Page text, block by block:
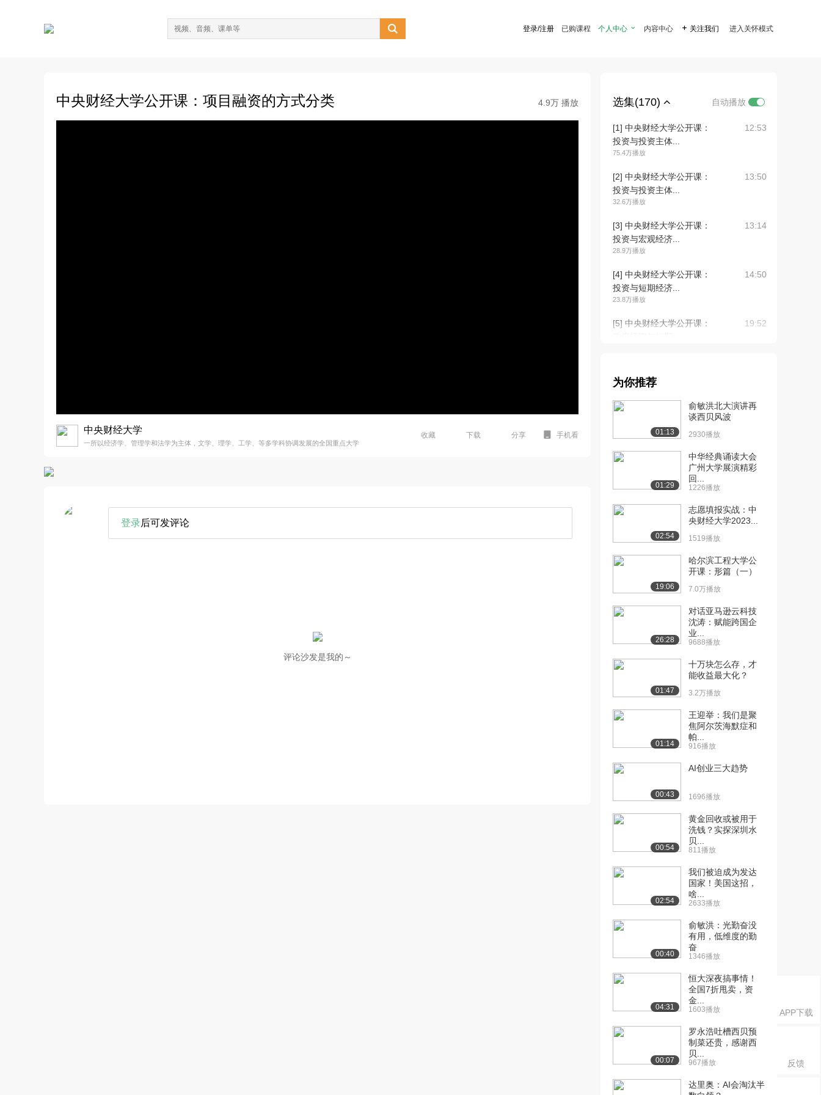
 登录/注册 已购课程 个人中心  内容中心  关注我们 进入关怀模式
APP下载
反馈
中央财经大学公开课：项目融资的方式分类 4.9万 播放
中央财经大学
一所以经济学、管理学和法学为主体，文学、理学、工学、等多学科协调发展的全国重点大学
收藏 下载 分享 手机看
登录后可发评论
评论沙发是我的～
选集(170) 自动播放
[1] 中央财经大学公开课：
投资与投资主体...
75.4万播放
12:53
[2] 中央财经大学公开课：
投资与投资主体...
32.6万播放
13:50
[3] 中央财经大学公开课：
投资与宏观经济...
28.9万播放
13:14
[4] 中央财经大学公开课：
投资与短期经济...
23.8万播放
14:50
[5] 中央财经大学公开课：
19:52
投资与长期经济...
[7] 中央财经大学公开课：
投资规模与投资...
[8] 中央财经大学公开课：
行业的涵义与分...
19:10
[9] 中央财经大学公开课：
行业的生命周期
13.0万播放
18:09
[10] 中央财经大学公开
课：行业与经济周期
13.1万播放
21:19
[11] 中央财经大学公开
课：行业结构及其分...
20:24
[12] 中央财经大学公开
课：房地产行业投资...
11:17
[13] 中央财经大学公开
06:40
[14] 中央财经大学公开
课：财务效益评估
05:33
[15] 中央财经大学公开
课：财务指标分类介...
课：静态评价指标介...
课：动态评价指标-...
[18] 中央财经大学公开
课：财务内部收益率
8.2万播放
[19] 中央财经大学公开
6.9万播放
[20] 中央财经大学公开
6.4万播放
为你推荐
01:13
俞敏洪北大演讲再
谈西贝风波
2930播放
01:29
中华经典诵读大会
广州大学展演精彩
回...
1226播放
02:54
志愿填报实战：中
央财经大学2023...
1519播放
19:06
哈尔滨工程大学公
开课：形篇（一）
7.0万播放
26:28
对话亚马逊云科技
沈涛：赋能跨国企
业...
9688播放
01:47
十万块怎么存，才
能收益最大化？
3.2万播放
01:14
王迎举：我们是聚
焦阿尔茨海默症和
帕...
916播放
00:43
AI创业三大趋势
1696播放
00:54
黄金回收或被用于
洗钱？实探深圳水
贝...
811播放
02:54
我们被迫成为发达
国家！美国这招，
啥...
2633播放
00:40
俞敏洪：光勤奋没
有用，低维度的勤
奋
1346播放
04:31
恒大深夜搞事情！
全国7折甩卖，资
金...
1603播放
00:07
罗永浩吐槽西贝预
制菜还贵，感谢西
贝...
967播放
达里奥：AI会淘汰半